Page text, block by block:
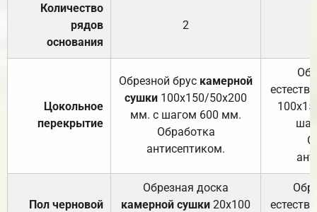
Количество
рядов
основания
2
Цокольное
перекрытие
Обрезной брус камерной
сушки 100х150/50х200
мм. с шагом 600 мм.
Обработка
антисептиком.
Пол черновой
Обрезная доска
камерной сушки 20х100